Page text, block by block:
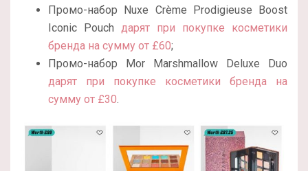
Промо-набор Nuxe Crème Prodigieuse Boost
Iconic Pouch дарят при покупке косметики
бренда на сумму от £60;
Промо-набор Mor Marshmallow Deluxe Duo
дарят при покупке косметики бренда на
сумму от £30.